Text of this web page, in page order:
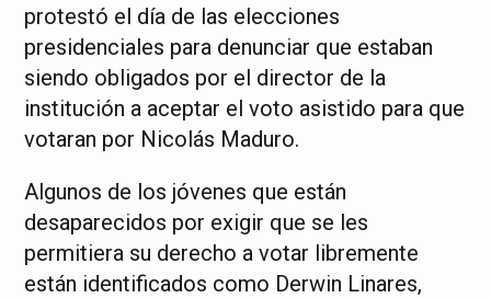
protestó el día de las elecciones
presidenciales para denunciar que estaban
siendo obligados por el director de la
institución a aceptar el voto asistido para que
votaran por Nicolás Maduro.
Algunos de los jóvenes que están
desaparecidos por exigir que se les
permitiera su derecho a votar libremente
están identificados como Derwin Linares,